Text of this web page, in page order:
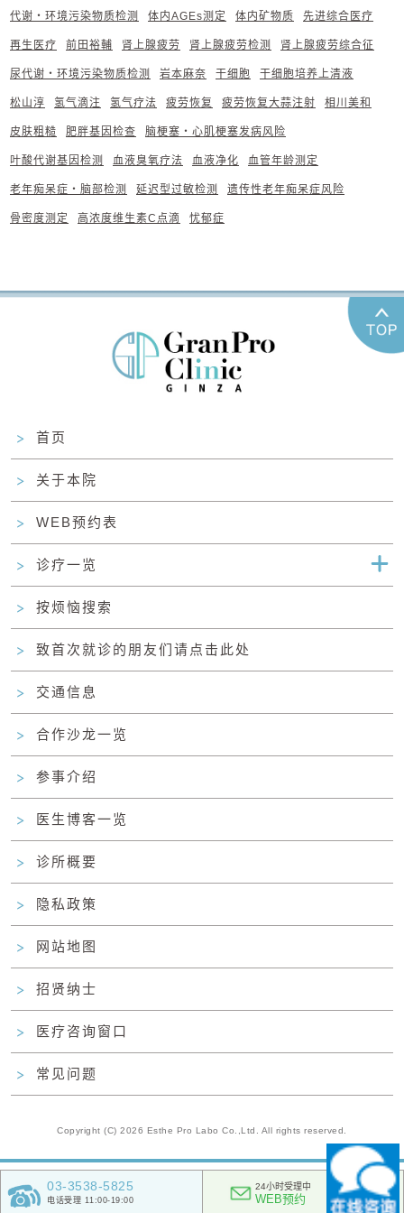
代谢・环境污染物质检测 体内AGEs测定 体内矿物质 先进综合医疗
再生医疗 前田裕輔 肾上腺疲劳 肾上腺疲劳检测 肾上腺疲劳综合征
尿代谢・环境污染物质检测 岩本麻奈 干细胞 干细胞培养上清液
松山淳 氢气滴注 氢气疗法 疲劳恢复 疲劳恢复大蒜注射 相川美和
皮肤粗糙 肥胖基因检查 脑梗塞・心肌梗塞发病风险
叶酸代谢基因检测 血液臭氧疗法 血液净化 血管年龄测定
老年痴呆症・脑部检测 延迟型过敏检测 遗传性老年痴呆症风险
骨密度测定 高浓度维生素C点滴 忧郁症
首页
关于本院
WEB预约表
诊疗一览
按烦恼搜索
致首次就诊的朋友们请点击此处
交通信息
合作沙龙一览
参事介绍
医生博客一览
诊所概要
隐私政策
网站地图
招贤纳士
医疗咨询窗口
常见问题
Copyright (C) 2026 Esthe Pro Labo Co.,Ltd. All rights reserved.
03-3538-5825
电话受理 11:00-19:00
24小时受理中
WEB预约